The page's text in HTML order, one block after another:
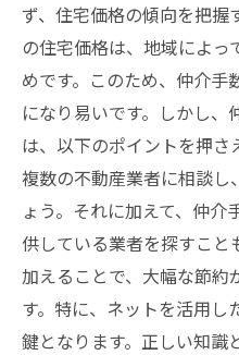
ず、住宅価格の傾向を把握
の住宅価格は、地域によ
めです。このため、仲介
になり易いです。しかし
は、以下のポイントを押さ
複数の不動産業者に相談し
ょう。それに加えて、仲
供している業者を探すこと
加えることで、大幅な節約
す。特に、ネットを活用し
鍵となります。正しい知識